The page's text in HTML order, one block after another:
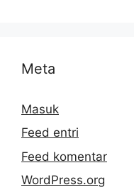
Meta
Masuk
Feed entri
Feed komentar
WordPress.org